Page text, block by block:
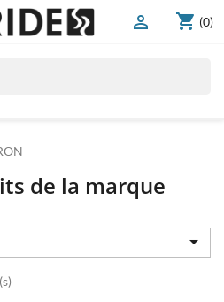
shopping_cart (0)

de la marque
